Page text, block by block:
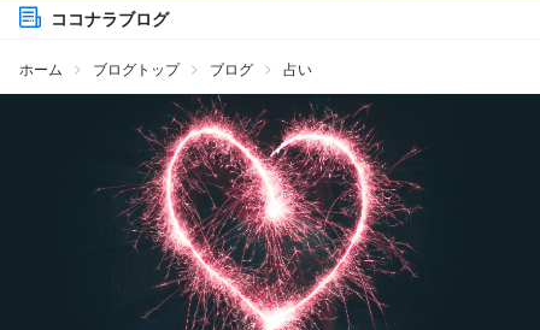
ココナラブログ
ホーム ブログトップ ブログ 占い